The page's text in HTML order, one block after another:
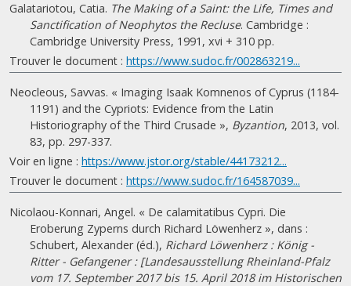
Galatariotou, Catia. The Making of a Saint: the Life, Times and
Sanctification of Neophytos the Recluse. Cambridge :
Cambridge University Press, 1991, xvi + 310 pp.
Trouver le document : https://www.sudoc.fr/002863219...
Neocleous, Savvas. « Imaging Isaak Komnenos of Cyprus (1184-
1191) and the Cypriots: Evidence from the Latin
Historiography of the Third Crusade », Byzantion, 2013, vol.
83, pp. 297-337.
Voir en ligne : https://www.jstor.org/stable/44173212...
Trouver le document : https://www.sudoc.fr/164587039...
Nicolaou-Konnari, Angel. « De calamitatibus Cypri. Die
Eroberung Zyperns durch Richard Löwenherz », dans :
Schubert, Alexander (éd.), Richard Löwenherz : König -
Ritter - Gefangener : [Landesausstellung Rheinland-Pfalz
vom 17. September 2017 bis 15. April 2018 im Historischen